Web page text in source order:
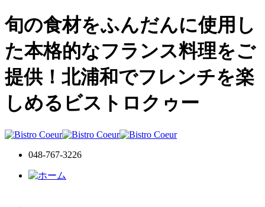
旬の食材をふんだんに使用し
た本格的なフランス料理をご
提供！北浦和でフレンチを楽
しめるビストロクゥー
048-767-3226